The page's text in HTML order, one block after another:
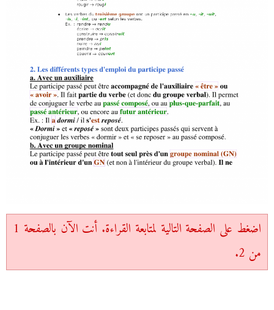
اضغط على الصفحة التالية لمتابعة القراءة. أنت الآن بالصفحة 1
من 2.